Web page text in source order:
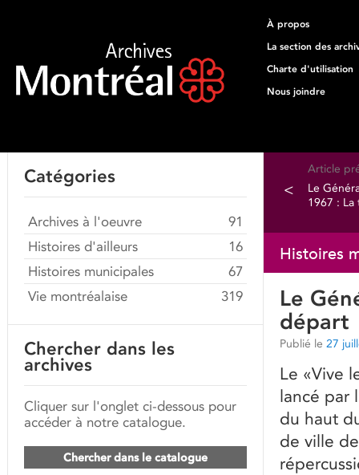
À propos
La section des
Charte d'utilisation
Nous joindre
Article
<
Le
1967 : La
Histoires
Le
départ
Publié le 27
Le «Vive
lancé par
du haut
de ville
Catégories
Archives à l'oeuvre
91
Histoires d'ailleurs
16
Histoires municipales
67
Vie montréalaise
319
Chercher dans les
archives
Cliquer sur l'onglet ci-dessous pour
accéder à notre catalogue.
Chercher dans le catalogue